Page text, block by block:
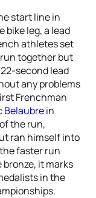
start line in
bike leg, a lead
athletes set
together but
second lead
any problems
Frenchman
Belaubrein
the run,
ran himself into
faster run
it marks
in the